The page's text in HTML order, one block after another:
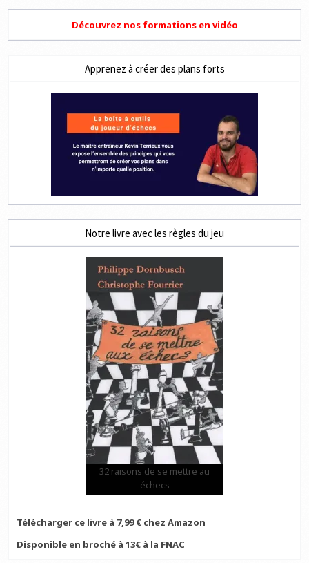
Découvrez nos formations en vidéo
Apprenez à créer des plans forts
Notre livre avec les règles du jeu
32 raisons de se mettre au
échecs
Télécharger ce livre à 7,99 € chez Amazon
Disponible en broché à 13€ à la FNAC